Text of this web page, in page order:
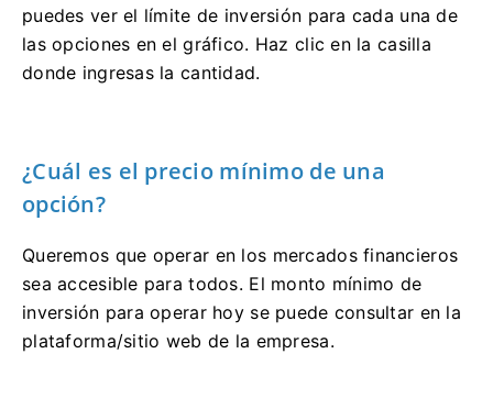
puedes ver el límite de inversión para cada una de
las opciones en el gráfico. Haz clic en la casilla
donde ingresas la cantidad.
¿Cuál es el precio mínimo de una
opción?
Queremos que operar en los mercados financieros
sea accesible para todos. El monto mínimo de
inversión para operar hoy se puede consultar en la
plataforma/sitio web de la empresa.